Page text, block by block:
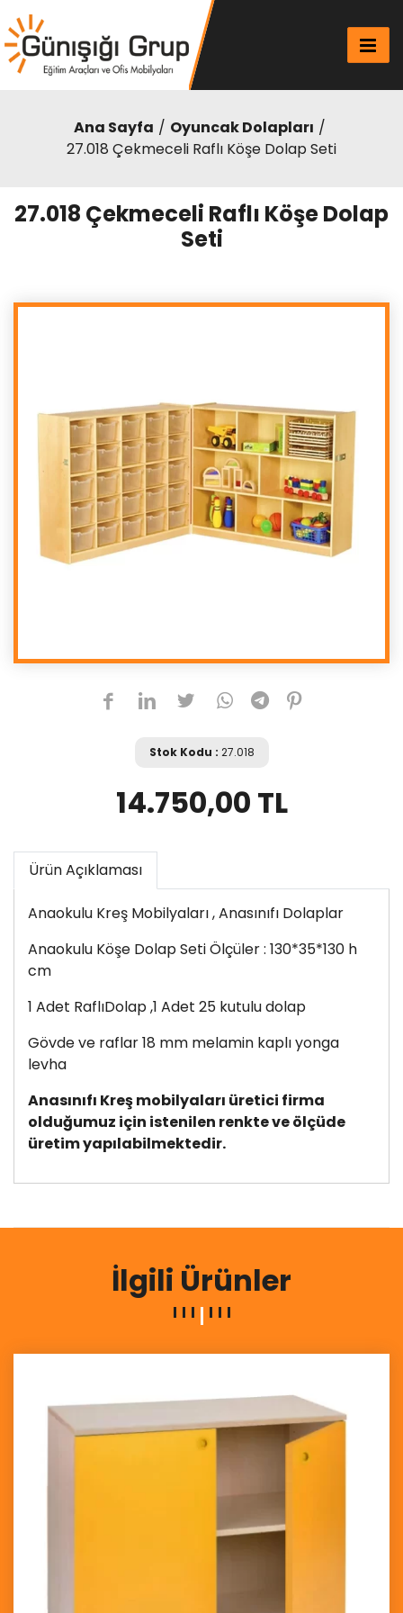
Ana Sayfa
Oyuncak Dolapları
27.018 Çekmeceli Raflı Köşe Dolap Seti
27.018 Çekmeceli Raflı Köşe Dolap
Seti
Stok Kodu : 27.018
14.750,00 TL
Ürün Açıklaması
Anaokulu Kreş Mobilyaları , Anasınıfı Dolaplar
Anaokulu Köşe Dolap Seti Ölçüler : 130*35*130 h
cm
1 Adet RaflıDolap ,1 Adet 25 kutulu dolap
Gövde ve raflar 18 mm melamin kaplı yonga
levha
Anasınıfı Kreş mobilyaları üretici firma
olduğumuz için istenilen renkte ve ölçüde
üretim yapılabilmektedir.
İlgili Ürünler